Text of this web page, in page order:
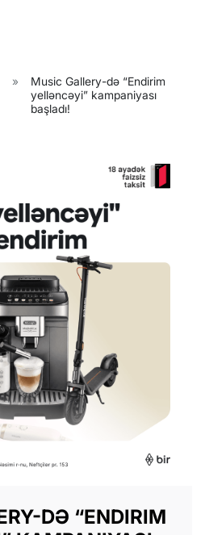
»
Music Gallery-də “Endirim
yelləncəyi” kampaniyası
başladı!
DƏ “ENDIRIM